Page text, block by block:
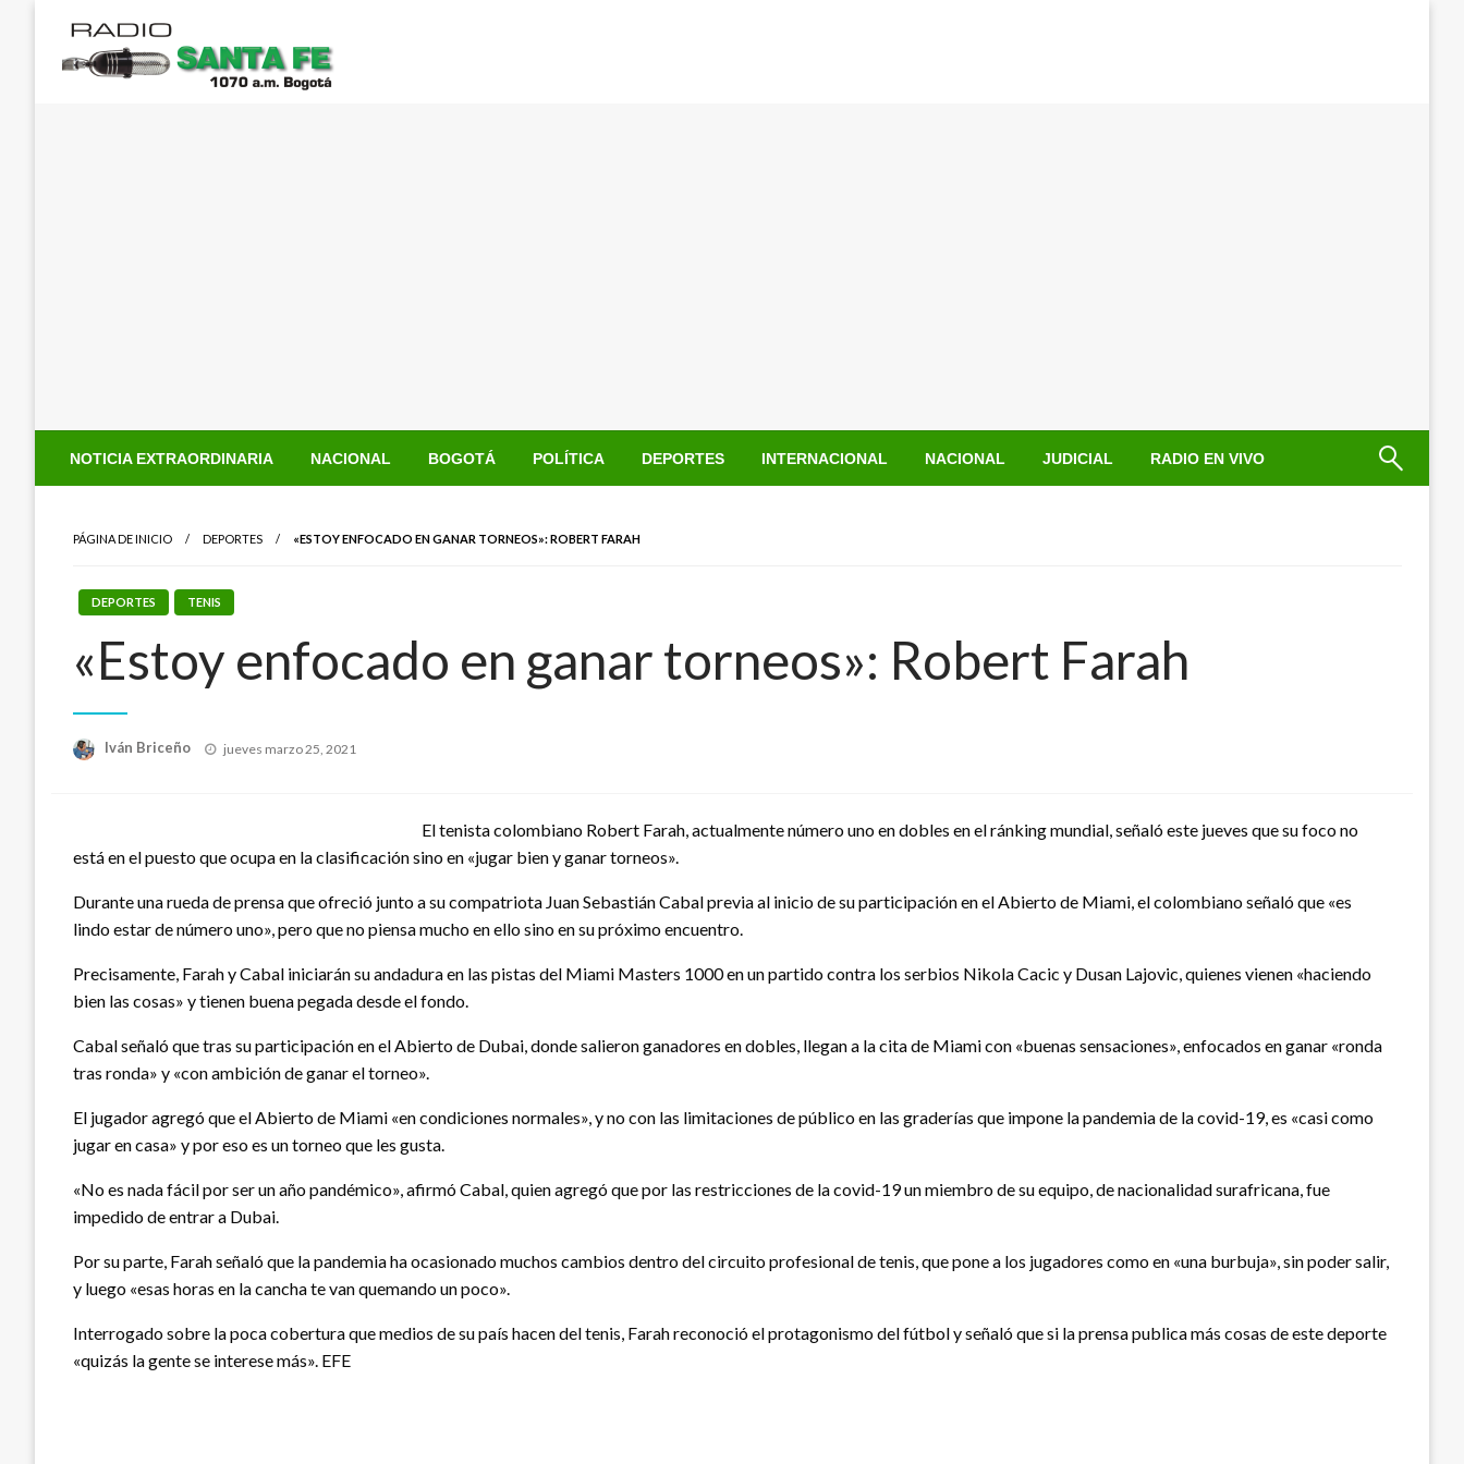
contenido
NOTICIA EXTRAORDINARIA NACIONAL BOGOTÁ POLÍTICA DEPORTES INTERNACIONAL NACIONAL JUDICIAL RADIO EN VIVO
PÁGINA DE INICIO DEPORTES «ESTOY ENFOCADO EN GANAR TORNEOS»: ROBERT FARAH
DEPORTES TENIS
«Estoy enfocado en ganar torneos»: Robert Farah
Iván Briceño
Publicado
jueves marzo 25, 2021
El tenista colombiano Robert Farah, actualmente número uno en dobles en el ránking mundial, señaló este jueves que su foco no
está en el puesto que ocupa en la clasificación sino en «jugar bien y ganar torneos».
Durante una rueda de prensa que ofreció junto a su compatriota Juan Sebastián Cabal previa al inicio de su participación en el Abierto de Miami, el colombiano señaló que «es
lindo estar de número uno», pero que no piensa mucho en ello sino en su próximo encuentro.
Precisamente, Farah y Cabal iniciarán su andadura en las pistas del Miami Masters 1000 en un partido contra los serbios Nikola Cacic y Dusan Lajovic, quienes vienen «haciendo
bien las cosas» y tienen buena pegada desde el fondo.
Cabal señaló que tras su participación en el Abierto de Dubai, donde salieron ganadores en dobles, llegan a la cita de Miami con «buenas sensaciones», enfocados en ganar «ronda
tras ronda» y «con ambición de ganar el torneo».
El jugador agregó que el Abierto de Miami «en condiciones normales», y no con las limitaciones de público en las graderías que impone la pandemia de la covid-19, es «casi como
jugar en casa» y por eso es un torneo que les gusta.
«No es nada fácil por ser un año pandémico», afirmó Cabal, quien agregó que por las restricciones de la covid-19 un miembro de su equipo, de nacionalidad surafricana, fue
impedido de entrar a Dubai.
Por su parte, Farah señaló que la pandemia ha ocasionado muchos cambios dentro del circuito profesional de tenis, que pone a los jugadores como en «una burbuja», sin poder salir,
y luego «esas horas en la cancha te van quemando un poco».
Interrogado sobre la poca cobertura que medios de su país hacen del tenis, Farah reconoció el protagonismo del fútbol y señaló que si la prensa publica más cosas de este deporte
«quizás la gente se interese más». EFE